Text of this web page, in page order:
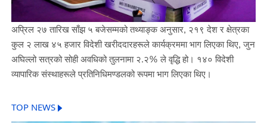
अप्रिल २७ तारिख साँझ ५ बजेसम्मको तथ्याङ्क अनुसार, २१९ देश र क्षेत्रका
कुल २ लाख ४५ हजार विदेशी खरीददारहरूले कार्यक्रममा भाग लिएका थिए, जुन
अघिल्लो सत्रको सोही अवधिको तुलनामा २.२% ले वृद्धि हो। १४० विदेशी
व्यापारिक संस्थाहरूले प्रतिनिधिमण्डलको रूपमा भाग लिएका थिए।
TOP NEWS